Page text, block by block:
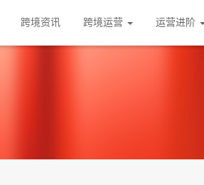
跨境资讯 跨境运营 运营进阶